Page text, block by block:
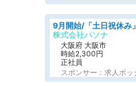
株式会社パソナ
大阪府 大阪市
時給2,300円
正社員
スポンサー：求人ボッ